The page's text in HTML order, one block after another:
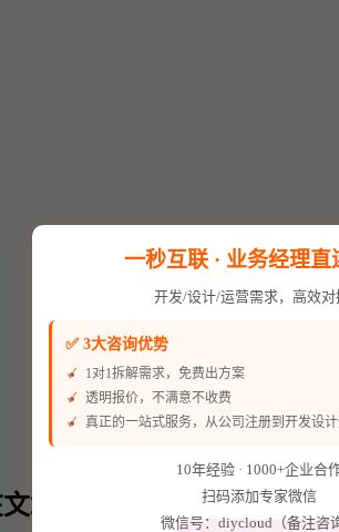
章内⬇️
一秒互联 · 业务经理直
开发/设计/运营需求，高效对
✅ 3大咨询优势
1对1拆解需求，免费出方案
透明报价，不满意不收费
真正的一站式服务，从公司注册到开发设
10年经验 · 1000+企业合
扫码添加专家微信
微信号：diycloud（备注咨询